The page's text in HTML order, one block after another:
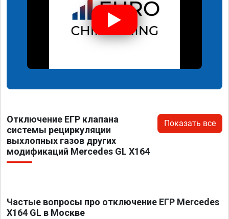
Отключение ЕГР клапана
системы рециркуляции
выхлопных газов других
модификаций Mercedes GL X164
Показать все
Частые вопросы про отключение ЕГР Mercedes
X164 GL в Москве